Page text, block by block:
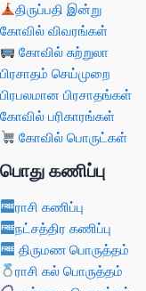
திருப்பதி இன்று
கோவில் விவரங்கள்
கோவில் சுற்றுலா
பிரசாதம் செய்முறை
பிரபலமான பிரசாதங்கள்
கோவில் பரிகாரங்கள்
கோவில் பொருட்கள்
பொது கணிப்பு
ராசி கணிப்பு
நட்சத்திர கணிப்பு
திருமண பொருத்தம்
ராசி கல் பொருத்தம்